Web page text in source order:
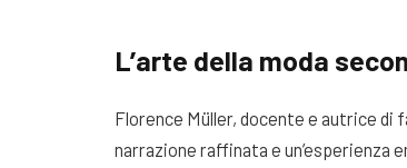
L’arte della moda
Florence Müller, docente e autrice di
narrazione raffinata e un’esperienza